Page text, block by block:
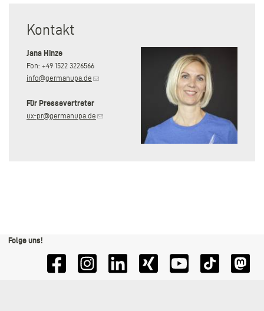
Kontakt
Jana Hinze
Fon: +49 1522 3226566
info@germanupa.de (Link sendet E-Mail)
Für Pressevertreter
ux-pr@germanupa.de (Link sendet E-Mail)
Folge uns!